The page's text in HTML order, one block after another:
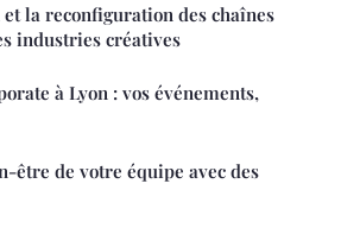
la reconfiguration des chaînes
industries créatives
à Lyon : vos événements,
être de votre équipe avec des